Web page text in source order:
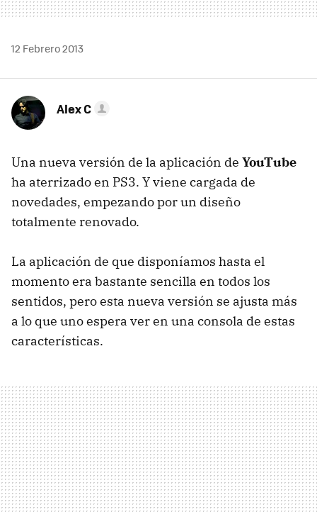
12 Febrero 2013
Alex C
Una nueva versión de la aplicación de YouTube
ha aterrizado en PS3. Y viene cargada de
novedades, empezando por un diseño
totalmente renovado.
La aplicación de que disponíamos hasta el
momento era bastante sencilla en todos los
sentidos, pero esta nueva versión se ajusta más
a lo que uno espera ver en una consola de estas
características.